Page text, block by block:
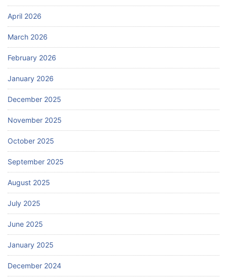
April 2026
March 2026
February 2026
January 2026
December 2025
November 2025
October 2025
September 2025
August 2025
July 2025
June 2025
January 2025
December 2024